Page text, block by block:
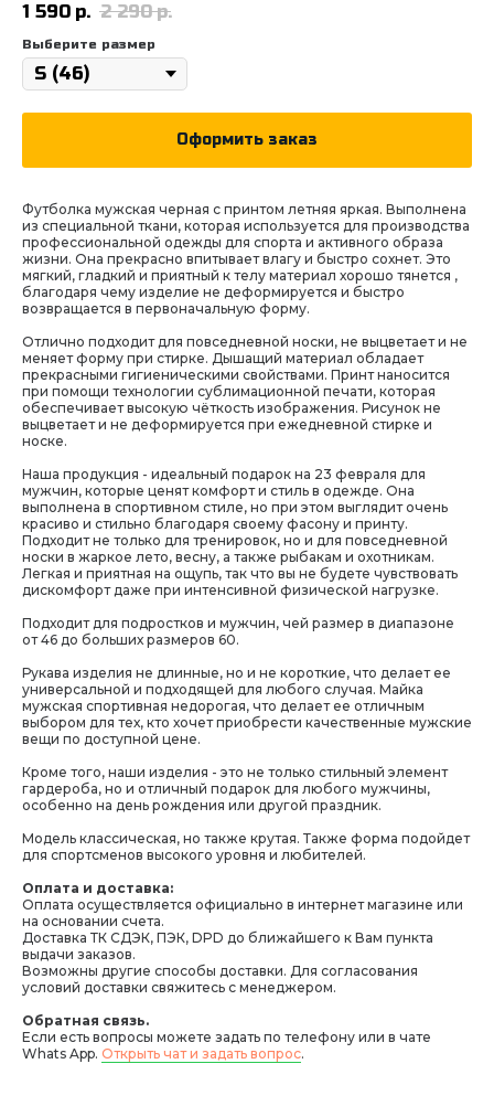
1 590 р. 2 290 р.
Выберите размер
Оформить заказ
Футболка мужская черная с принтом летняя яркая. Выполнена
из специальной ткани, которая используется для производства
профессиональной одежды для спорта и активного образа
жизни. Она прекрасно впитывает влагу и быстро сохнет. Это
мягкий, гладкий и приятный к телу материал хорошо тянется ,
благодаря чему изделие не деформируется и быстро
возвращается в первоначальную форму.
Отлично подходит для повседневной носки, не выцветает и не
меняет форму при стирке. Дышащий материал обладает
прекрасными гигиеническими свойствами. Принт наносится
при помощи технологии сублимационной печати, которая
обеспечивает высокую чёткость изображения. Рисунок не
выцветает и не деформируется при ежедневной стирке и
носке.
Наша продукция - идеальный подарок на 23 февраля для
мужчин, которые ценят комфорт и стиль в одежде. Она
выполнена в спортивном стиле, но при этом выглядит очень
красиво и стильно благодаря своему фасону и принту.
Подходит не только для тренировок, но и для повседневной
носки в жаркое лето, весну, а также рыбакам и охотникам.
Легкая и приятная на ощупь, так что вы не будете чувствовать
дискомфорт даже при интенсивной физической нагрузке.
Подходит для подростков и мужчин, чей размер в диапазоне
от 46 до больших размеров 60.
Рукава изделия не длинные, но и не короткие, что делает ее
универсальной и подходящей для любого случая. Майка
мужская спортивная недорогая, что делает ее отличным
выбором для тех, кто хочет приобрести качественные мужские
вещи по доступной цене.
Кроме того, наши изделия - это не только стильный элемент
гардероба, но и отличный подарок для любого мужчины,
особенно на день рождения или другой праздник.
Модель классическая, но также крутая. Также форма подойдет
для спортсменов высокого уровня и любителей.
Оплата и доставка:
Оплата осуществляется официально в интернет магазине или
на основании счета.
Доставка ТК СДЭК, ПЭК, DPD до ближайшего к Вам пункта
выдачи заказов.
Возможны другие способы доставки. Для согласования
условий доставки свяжитесь с менеджером.
Обратная связь.
Если есть вопросы можете задать по телефону или в чате
Whats App. Открыть чат и задать вопрос.